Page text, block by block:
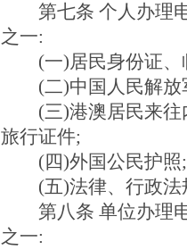
第七条 个人办理电
之一:
(一)居民身份证、
(二)中国人民解放
(三)港澳居民来往
旅行证件;
(四)外国公民护照;
(五)法律、行政法
第八条 单位办理电
之一: